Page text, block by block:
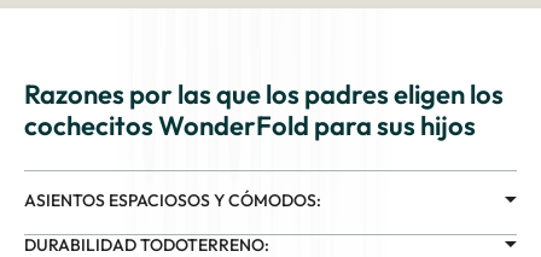
Razones por las que los padres eligen los
cochecitos WonderFold para sus hijos
ASIENTOS ESPACIOSOS Y CÓMODOS:
DURABILIDAD TODOTERRENO: